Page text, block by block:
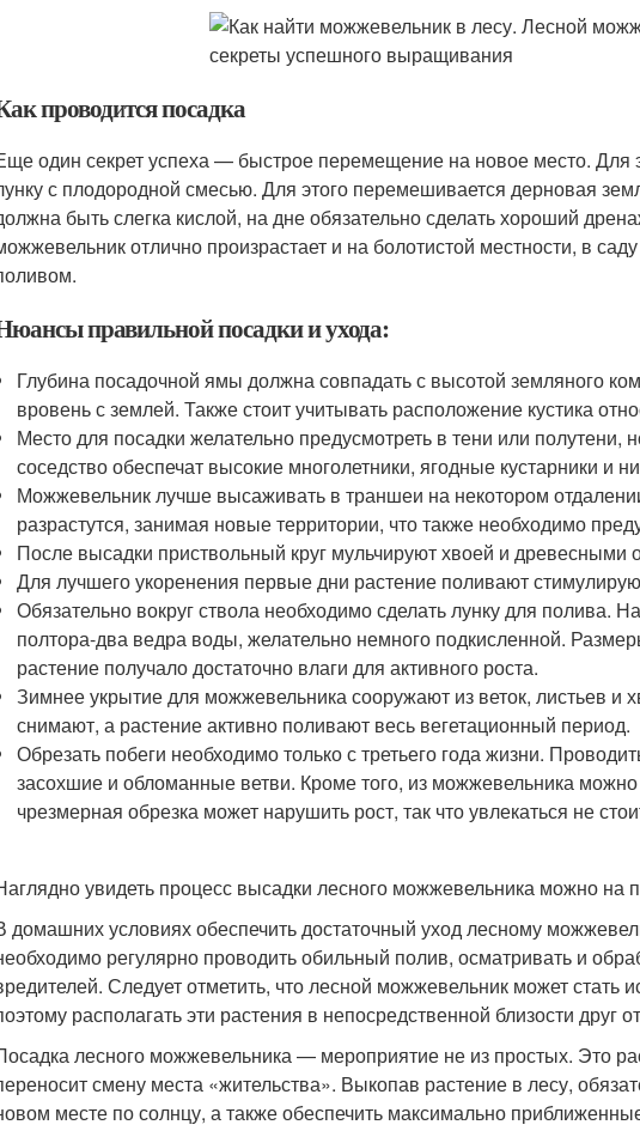
проводится посадка
один секрет успеха — быстрое перемещение на новое место. Для
с плодородной смесью. Для этого перемешивается дерновая
быть слегка кислой, на дне обязательно сделать хороший
отлично произрастает и на болотистой местности, в
правильной посадки и ухода:
Глубина посадочной ямы должна совпадать с высотой земляного
вровень с землей. Также стоит учитывать расположение кустика
Место для посадки желательно предусмотреть в тени или
соседство обеспечат высокие многолетники, ягодные кустарники и
Можжевельник лучше высаживать в траншеи на некотором
разрастутся, занимая новые территории, что также необходимо
После высадки приствольный круг мульчируют хвоей и древесными
Для лучшего укоренения первые дни растение поливают
Обязательно вокруг ствола необходимо сделать лунку для полива.
полтора-два ведра воды, желательно немного подкисленной.
растение получало достаточно влаги для активного роста.
Зимнее укрытие для можжевельника сооружают из веток, листьев и
снимают, а растение активно поливают весь вегетационный период.
Обрезать побеги необходимо только с третьего года жизни.
засохшие и обломанные ветви. Кроме того, из можжевельника
чрезмерная обрезка может нарушить рост, так что увлекаться не
увидеть процесс высадки лесного можжевельника можно на
домашних условиях обеспечить достаточный уход лесному
регулярно проводить обильный полив, осматривать и
Следует отметить, что лесной можжевельник может стать
располагать эти растения в непосредственной близости друг
лесного можжевельника — мероприятие не из простых. Это
смену места «жительства». Выкопав растение в лесу,
месте по солнцу, а также обеспечить максимально